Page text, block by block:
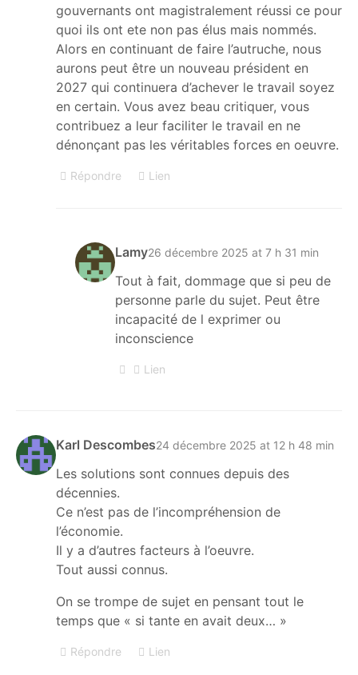
gouvernants ont magistralement réussi ce pour
quoi ils ont ete non pas élus mais nommés.
Alors en continuant de faire l’autruche, nous
aurons peut être un nouveau président en
2027 qui continuera d’achever le travail soyez
en certain. Vous avez beau critiquer, vous
contribuez a leur faciliter le travail en ne
dénonçant pas les véritables forces en oeuvre.
Répondre Lien
Lamy26 décembre 2025 at 7 h 31 min
Tout à fait, dommage que si peu de
personne parle du sujet. Peut être
incapacité de l exprimer ou
inconscience
Lien
Karl Descombes24 décembre 2025 at 12 h 48 min
Les solutions sont connues depuis des
décennies.
Ce n’est pas de l’incompréhension de
l’économie.
Il y a d’autres facteurs à l’oeuvre.
Tout aussi connus.
On se trompe de sujet en pensant tout le
temps que « si tante en avait deux… »
Répondre Lien